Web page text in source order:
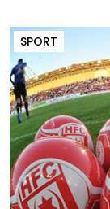
SPORT